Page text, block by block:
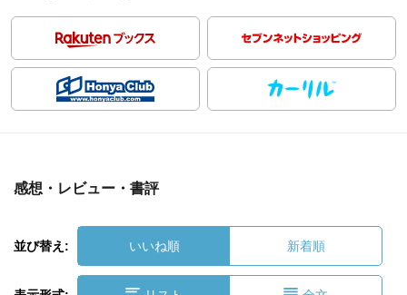
感想・レビュー・書評
並び替え: いいね順 新着順